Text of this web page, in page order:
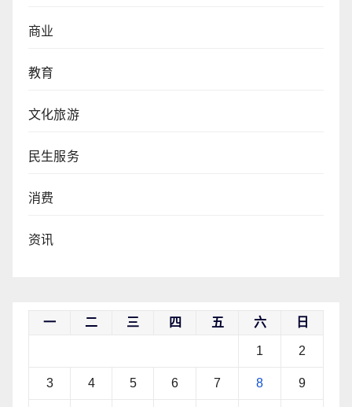
商业
教育
文化旅游
民生服务
消费
资讯
一 二 三 四 五 六 日
1 2
3 4 5 6 7 8 9